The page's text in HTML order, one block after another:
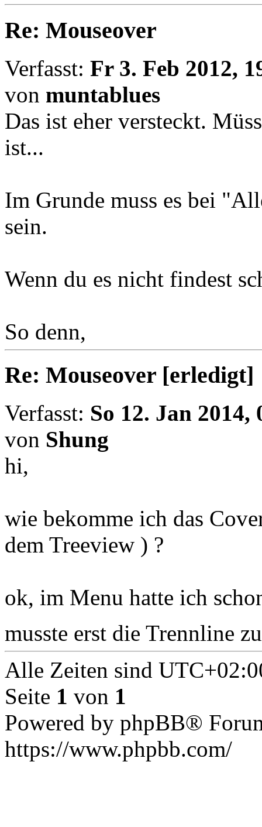
Re: Mouseover
Verfasst: Fr 3. Feb 2012,
von muntablues
Das ist eher versteckt.
ist...
Im Grunde muss es bei
sein.
Wenn du es nicht findest
So denn,
Re: Mouseover [erledigt]
Verfasst: So 12. Jan 2014,
von Shung
hi,
wie bekomme ich das
dem Treeview ) ?
ok, im Menu hatte ich
musste erst die Trennline
Alle Zeiten sind
Seite 1 von 1
Powered by phpBB®
https://www.phpbb.com/